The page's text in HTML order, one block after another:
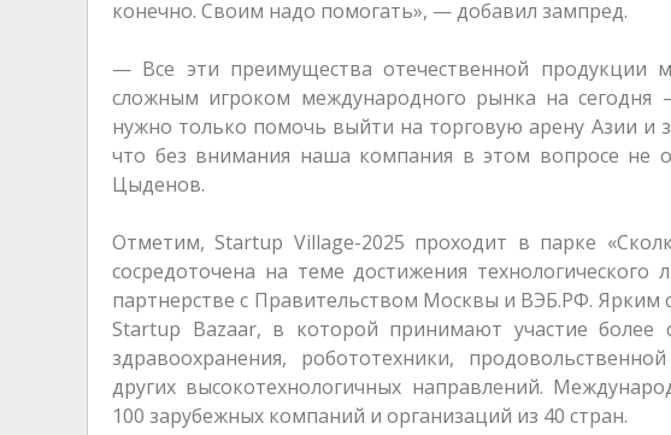
конечно. Своим надо помогать», — добавил зампред.
— Все эти преимущества отечественной продукции
сложным игроком международного рынка на сегодня
нужно только помочь выйти на торговую арену Азии и
что без внимания наша компания в этом вопросе не
Цыденов.
Отметим, Startup Village-2025 проходит в парке
сосредоточена на теме достижения
партнерстве с Правительством Москвы и ВЭБ.РФ.
Startup Bazaar, в которой принимают участие более
здравоохранения, робототехники,
других высокотехнологичных направлений.
100 зарубежных компаний и организаций из 40 стран.